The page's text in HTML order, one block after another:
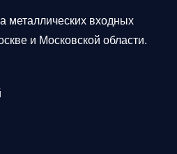
металлических входных
и Московской области.